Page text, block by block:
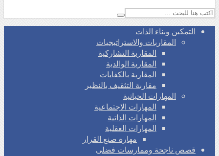
التمكين وبناء الذات
المقاربات والاستراتيجيات
المقاربة التشاركية
المقاربة الوالدية
المقاربة بالكفايات
مقاربة التثقيف بالنظير
المهارات الحياتية
المهارات الاجتماعية
المهارات الذاتية
المهارات العقلية
مهارة صنع القرار
قصص ناجحة وممارسات فضلى